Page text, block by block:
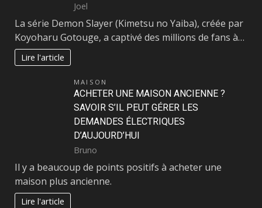
Joel
La série Demon Slayer (Kimetsu no Yaiba), créée par
Koyoharu Gotouge, a captivé des millions de fans à…
Lire l'article
MAISON
ACHETER UNE MAISON ANCIENNE ?
SAVOIR S’IL PEUT GÉRER LES
DEMANDES ÉLECTRIQUES
D’AUJOURD’HUI
Bruno
Il y a beaucoup de points positifs à acheter une
maison plus ancienne.
Lire l'article